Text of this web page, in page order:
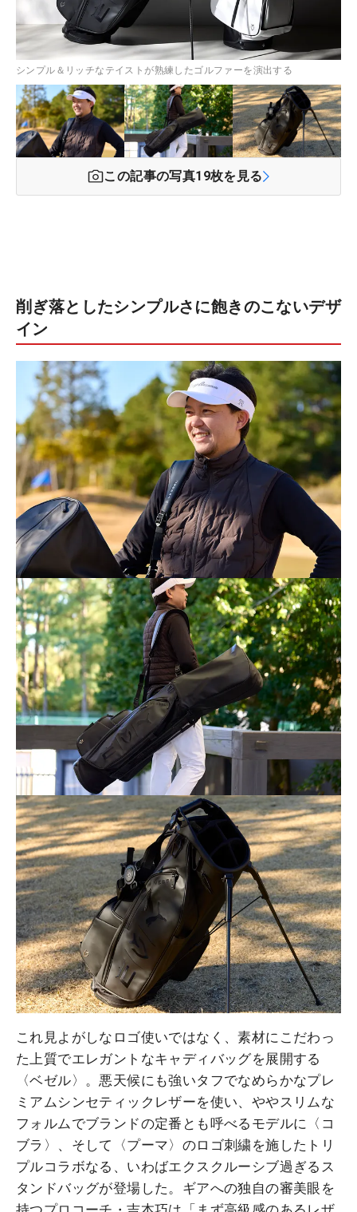
シンプル＆リッチなテイストが熟練したゴルファーを演出する
この記事の写真19枚を見る
削ぎ落としたシンプルさに飽きのこないデザ
イン
これ見よがしなロゴ使いではなく、素材にこだわっ
た上質でエレガントなキャディバッグを展開する
〈ベゼル〉。悪天候にも強いタフでなめらかなプレ
ミアムシンセティックレザーを使い、ややスリムな
フォルムでブランドの定番とも呼べるモデルに〈コ
ブラ〉、そして〈プーマ〉のロゴ刺繍を施したトリ
プルコラボなる、いわばエクスクルーシブ過ぎるス
タンドバッグが登場した。ギアへの独自の審美眼を